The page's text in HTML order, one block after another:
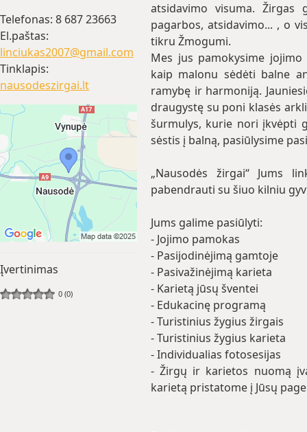
Telefonas: 8 687 23663
El.paštas:
linciukas2007@gmail.com
Tinklapis:
nausodeszirgai.lt
Įvertinimas
0 (0)
atsidavimo visuma.
pagarbos, atsidavimo... , o
tikru Žmogumi.
Mes jus pamokysime
kaip malonu sėdėti balne
ramybę ir harmoniją.
draugystę su poni klasės
šurmulys, kurie nori įkvėpti
sėstis į balną, pasiūlysime
„Nausodės žirgai“ Jums
pabendrauti su šiuo kilniu
Jums galime pasiūlyti:
- Jojimo pamokas
- Pasijodinėjimą gamtoje
- Pasivažinėjimą karieta
- Karietą jūsų šventei
- Edukacinę programą
- Turistinius žygius žirgais
- Turistinius žygius karieta
- Individualias fotosesijas
- Žirgų ir karietos nuomą
karietą pristatome į Jūsų